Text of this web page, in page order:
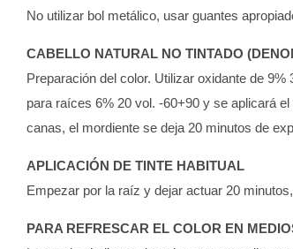
No utilizar bol metálico, usar guantes
CABELLO NATURAL NO TINTADO
Preparación del color. Utilizar oxidante de
para raíces 6% 20 vol. -60+90 y se aplicará
canas, el mordiente se deja 20 minutos de
APLICACIÓN DE TINTE HABITUAL
Empezar por la raíz y dejar actuar 20
PARA REFRESCAR EL COLOR EN